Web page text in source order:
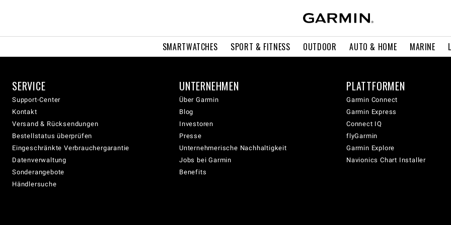
SMARTWATCHES SPORT & FITNESS OUTDOOR AUTO & HOME MARINE
SERVICE
Support-Center
Kontakt
Versand & Rücksendungen
Bestellstatus überprüfen
Eingeschränkte Verbrauchergarantie
Datenverwaltung
Sonderangebote
Händlersuche
UNTERNEHMEN
Über Garmin
Blog
Investoren
Presse
Unternehmerische Nachhaltigkeit
Jobs bei Garmin
Benefits
PLATTFORMEN
Garmin Connect
Garmin Express
Connect IQ
flyGarmin
Garmin Explore
Navionics Chart Installer